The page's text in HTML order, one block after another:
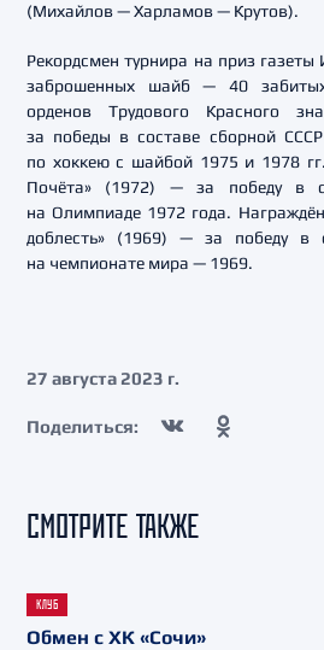
(Михайлов — Харламов — Крутов).
Рекордсмен турнира на приз газеты
заброшенных шайб — 40
орденов Трудового Красного
за победы в составе сборной
по хоккею с шайбой 1975 и 1978
Почёта» (1972) — за победу в
на Олимпиаде 1972 года.
доблесть» (1969) — за победу в
на чемпионате мира — 1969.
27 августа 2023 г.
Поделиться:
СМОТРИТЕ ТАКЖЕ
КЛУБ
Обмен с ХК «Сочи»